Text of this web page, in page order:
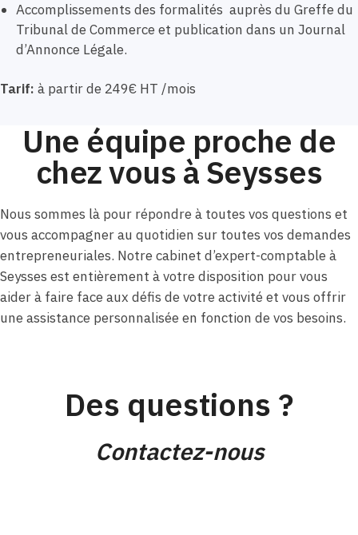
Accomplissements des formalités auprès du Greffe du
Tribunal de Commerce et publication dans un Journal
d’Annonce Légale.
Tarif: à partir de 249€ HT /mois
Une équipe proche de
chez vous à Seysses
Nous sommes là pour répondre à toutes vos questions et
vous accompagner au quotidien sur toutes vos demandes
entrepreneuriales. Notre cabinet d’expert-comptable à
Seysses est entièrement à votre disposition pour vous
aider à faire face aux défis de votre activité et vous offrir
une assistance personnalisée en fonction de vos besoins.
Des questions ?
Contactez-nous